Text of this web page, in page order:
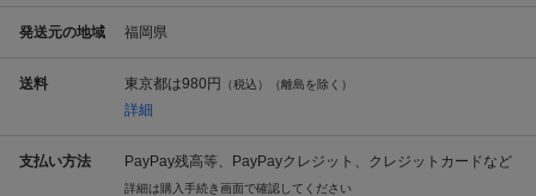
発送元の地域 福岡県
送料 東京都は980円 （税込）（離島を除く）
詳細
支払い方法 PayPay残高等、PayPayクレジット、クレジットカードなど
詳細は購入手続き画面で確認してください